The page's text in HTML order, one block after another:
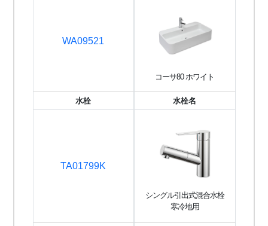
WA09521
コーサ80 ホワイト
水栓
TA01799K
水栓名
シングル引出式混合水栓
寒冷地用